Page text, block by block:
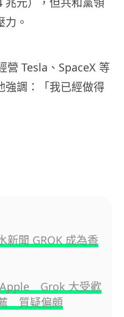
。
營 Tesla、SpaceX 等
強調：「我已經做得
新聞 GROK 成為香
Grok 大受歡
質疑偏頗